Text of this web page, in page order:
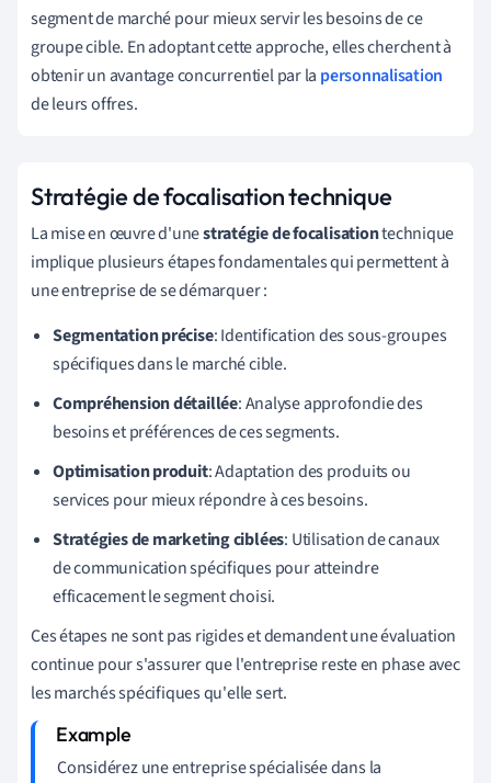
segment de marché pour mieux servir les besoins de ce
groupe cible. En adoptant cette approche, elles cherchent à
obtenir un avantage concurrentiel par la personnalisation
de leurs offres.
Stratégie de focalisation technique
La mise en œuvre d'unestratégie de focalisationtechnique
implique plusieurs étapes fondamentales qui permettent à
une entreprise de se démarquer :
Segmentation précise: Identification des sous-groupes
spécifiques dans le marché cible.
Compréhension détaillée: Analyse approfondie des
besoins et préférences de ces segments.
Optimisation produit: Adaptation des produits ou
services pour mieux répondre à ces besoins.
Stratégies de marketing ciblées: Utilisation de canaux
de communication spécifiques pour atteindre
efficacement le segment choisi.
Ces étapes ne sont pas rigides et demandent une évaluation
continue pour s'assurer que l'entreprise reste en phase avec
les marchés spécifiques qu'elle sert.
Considérez une entreprise spécialisée dans la